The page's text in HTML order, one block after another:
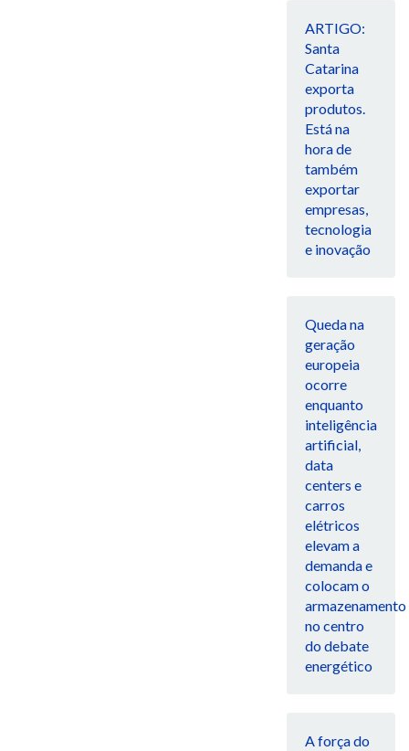
ARTIGO:
Santa
Catarina
exporta
produtos.
Está na
hora de
também
exportar
empresas,
tecnologia
e inovação
Queda na
geração
europeia
ocorre
enquanto
inteligência
artificial,
data
centers e
carros
elétricos
elevam a
demanda e
colocam o
armazenamento
no centro
do debate
energético
A força do